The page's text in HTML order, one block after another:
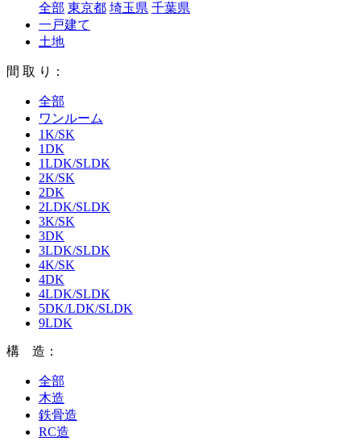
全部 東京都 埼玉県 千葉県
一戸建て
土地
間 取 り：
全部
ワンルーム
1K/SK
1DK
1LDK/SLDK
2K/SK
2DK
2LDK/SLDK
3K/SK
3DK
3LDK/SLDK
4K/SK
4DK
4LDK/SLDK
5DK/LDK/SLDK
9LDK
構 造：
全部
木造
鉄骨造
RC造